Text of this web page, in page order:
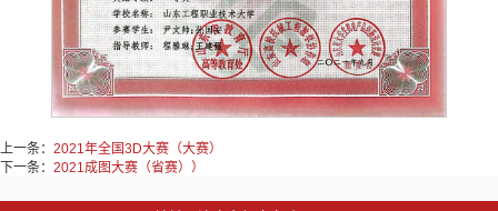
上一条： 2021年全国3D大赛（大赛）
下一条： 2021成图大赛（省赛））